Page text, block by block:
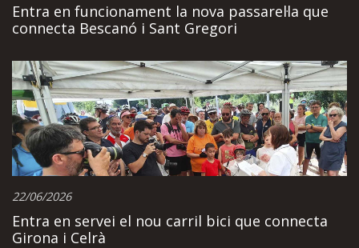
Entra en funcionament la nova passarel·la que
connecta Bescanó i Sant Gregori
22/06/2026
Entra en servei el nou carril bici que connecta
Girona i Celrà